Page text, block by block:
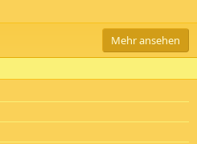
Mehr ansehen